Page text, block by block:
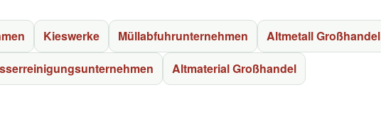
Kieswerke Müllabfuhrunternehmen
Altmetall Großhandel
Altmaterial Großhandel